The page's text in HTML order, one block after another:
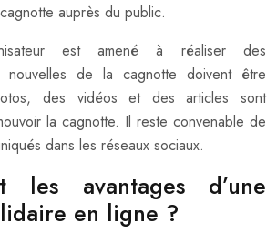
auprès du public.
est amené à réaliser des
nouvelles de la cagnotte doivent être
des vidéos et des articles sont
la cagnotte. Il reste convenable de
dans les réseaux sociaux.
les avantages d’une
en ligne ?